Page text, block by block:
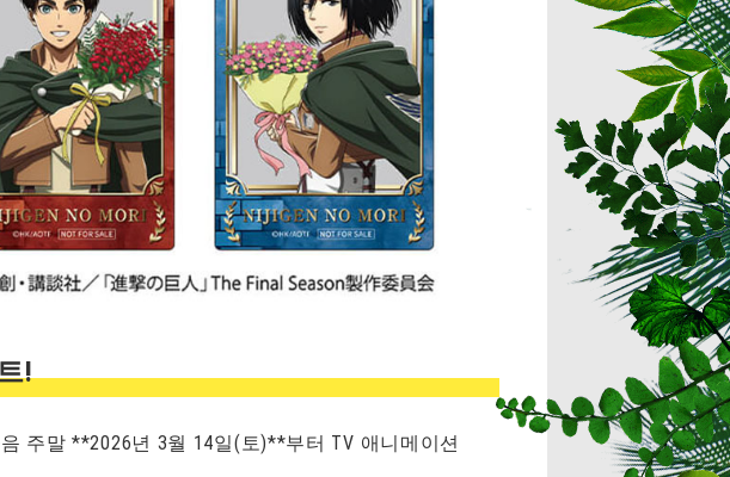
!
주말 **2026년 3월 14일(토)**부터 TV 애니메이션